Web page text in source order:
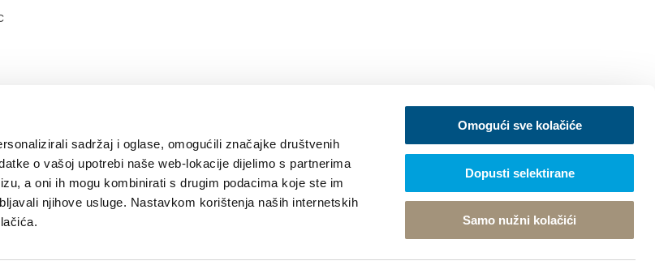
sadržaj i oglase, omogućili značajke društvenih
o vašoj upotrebi naše web-lokacije dijelimo s partnerima
a oni ih mogu kombinirati s drugim podacima koje ste im
njihove usluge. Nastavkom korištenja naših internetskih
Omogući sve kolačiće
Dopusti selektirane
Samo nužni kolačići
Developed by:Nove vibracije Design by:Signed Design